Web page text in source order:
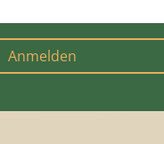
Anmelden